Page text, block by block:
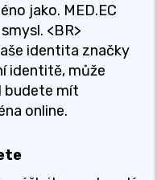
jako. MED.EC
<BR>
identita značky
identitě, může
budete mít
online.